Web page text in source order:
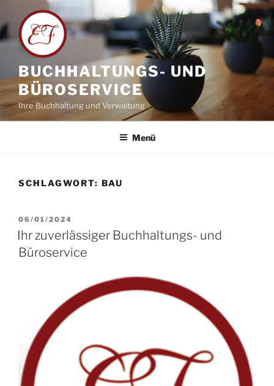
Inhalt
springen
BUCHHALTUNGS- UND
BÜROSERVICE
Ihre Buchhaltung und Verwaltung
Menü
SCHLAGWORT: BAU
VERÖFFENTLICHT
AM
06/01/2024
Ihr zuverlässiger Buchhaltungs- und
Büroservice